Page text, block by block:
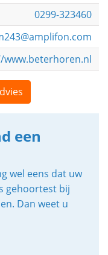
0299-323460
een
wel eens dat uw
gehoortest bij
Dan weet u